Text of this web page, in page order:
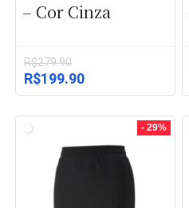
– Cor Cinza
R$279.90
O
preço
era:
R$279.90.
R$199.90O
preço
R$199.90.
- 29%